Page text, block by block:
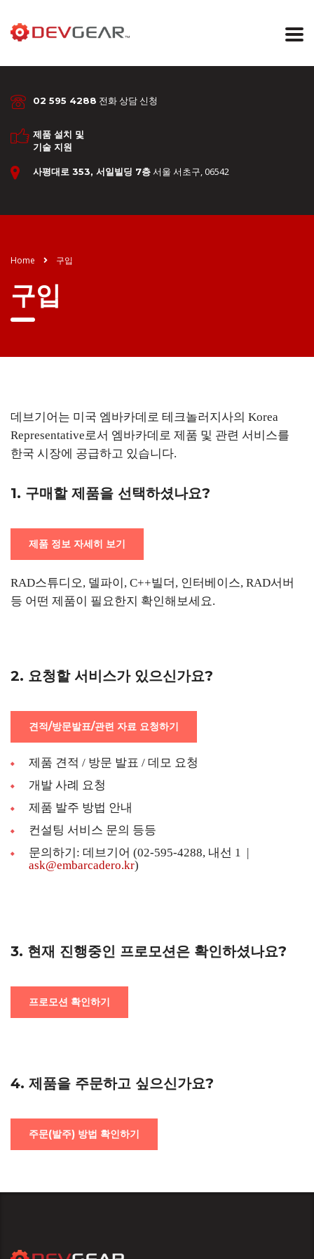
02 595 4288 전화 상담 신청
제품 설치 및
기술 지원
사평대로 353, 서일빌딩 7층서울 서초구, 06542
Home 구입
구입
데브기어는 미국 엠바카데로 테크놀러지사의 Korea
Representative로서 엠바카데로 제품 및 관련 서비스를
한국 시장에 공급하고 있습니다.
1. 구매할 제품을 선택하셨나요?
제품 정보 자세히 보기
RAD스튜디오, 델파이, C++빌더, 인터베이스, RAD서버
등 어떤 제품이 필요한지 확인해보세요.
2. 요청할 서비스가 있으신가요?
견적/방문발표/관련 자료 요청하기
제품 견적 / 방문 발표 / 데모 요청
개발 사례 요청
제품 발주 방법 안내
컨설팅 서비스 문의 등등
문의하기: 데브기어 (02-595-4288, 내선 1 |
ask@embarcadero.kr)
3. 현재 진행중인 프로모션은 확인하셨나요?
프로모션 확인하기
4. 제품을 주문하고 싶으신가요?
주문(발주) 방법 확인하기